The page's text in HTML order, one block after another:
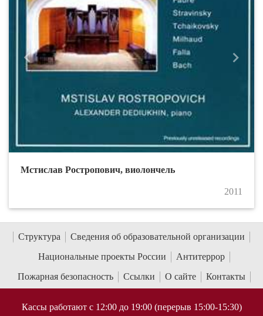
Мстислав Ростропович, виолончель
2011
Назад
Структура
Сведения об образовательной организации
Национальные проекты России
Антитеррор
Пожарная безопасность
Ссылки О сайте Контакты
Кассы работают с 12:00 до 19:00 (перерыв 15:00-15:30)